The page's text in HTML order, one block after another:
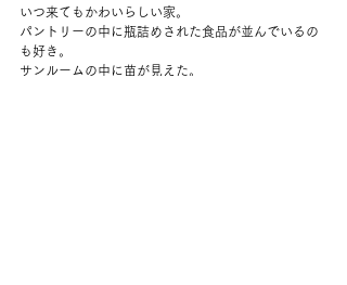
いつ来てもかわいらしい家。
パントリーの中に瓶詰めされた食品が並んでいるの
も好き。
サンルームの中に苗が見えた。